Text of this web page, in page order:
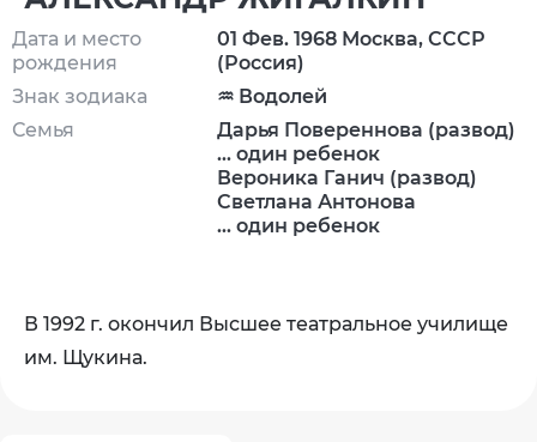
Дата и место
рождения
Знак зодиака
Семья
01 Фев. 1968 Москва, СССР
(Россия)
♒ Водолей
Дарья Повереннова (развод)
... один ребенок
Вероника Ганич (развод)
Светлана Антонова
... один ребенок
В 1992 г. окончил Высшее театральное училище
им. Щукина.